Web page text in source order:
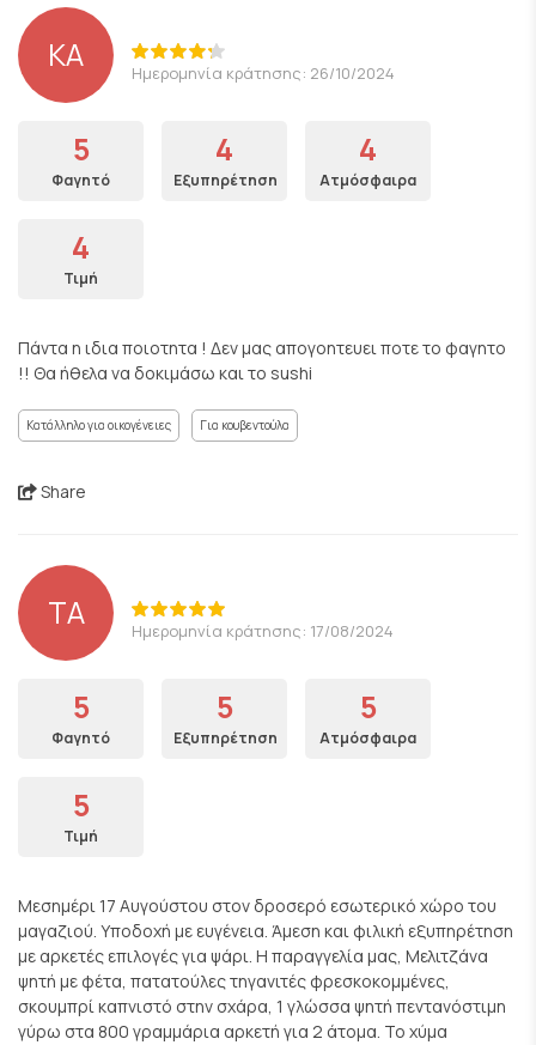
ΚΑ Ημερομηνία κράτησης: 26/10/2024
5
Φαγητό
4
Εξυπηρέτηση
4
Ατμόσφαιρα
4
Τιμή
Πάντα η ιδια ποιοτητα ! Δεν μας απογοητευει ποτε το φαγητο
!! Θα ήθελα να δοκιμάσω και το sushi
Κατάλληλο για οικογένειες Για κουβεντούλα
Share
ΤΑ Ημερομηνία κράτησης: 17/08/2024
5
Φαγητό
5
Εξυπηρέτηση
5
Ατμόσφαιρα
5
Τιμή
Μεσημέρι 17 Αυγούστου στον δροσερό εσωτερικό χώρο του
μαγαζιού. Υποδοχή με ευγένεια. Άμεση και φιλική εξυπηρέτηση
με αρκετές επιλογές για ψάρι. Η παραγγελία μας, Μελιτζάνα
ψητή με φέτα, πατατούλες τηγανιτές φρεσκοκομμένες,
σκουμπρί καπνιστό στην σχάρα, 1 γλώσσα ψητή πεντανόστιμη
γύρω στα 800 γραμμάρια αρκετή για 2 άτομα. Το χύμα